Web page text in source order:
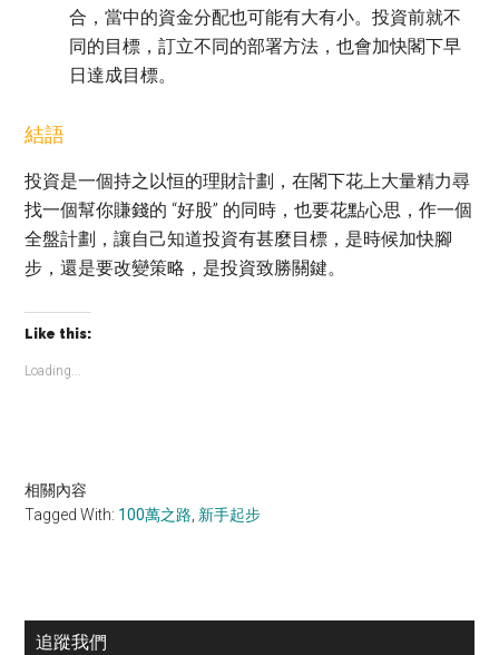
合，當中的資金分配也可能有大有小。投資前就不
同的目標，訂立不同的部署方法，也會加快閣下早
日達成目標。
結語
投資是一個持之以恒的理財計劃，在閣下花上大量精力尋
找一個幫你賺錢的 “好股” 的同時，也要花點心思，作一個
全盤計劃，讓自己知道投資有甚麼目標，是時候加快腳
步，還是要改變策略，是投資致勝關鍵。
Like this:
Loading...
相關內容
Tagged With: 100萬之路 新手起步
Primary
追蹤我們